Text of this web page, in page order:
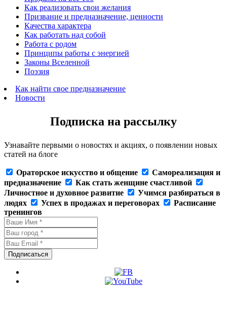
Как реализовать свои желания
Призвание и предназначение, ценности
Качества характера
Как работать над собой
Работа с родом
Принципы работы с энергией
Законы Вселенной
Поэзия
Как найти свое предназначение
Новости
Подписка на рассылку
Узнавайте первыми о новостях и акциях, о появлении новых
статей на блоге
Ораторское искусство и общение
Самореализация и
предназначение
Как стать женщине счастливой
Личностное и духовное развитие
Учимся разбираться в
людях
Успех в продажах и переговорах
Расписание
тренингов